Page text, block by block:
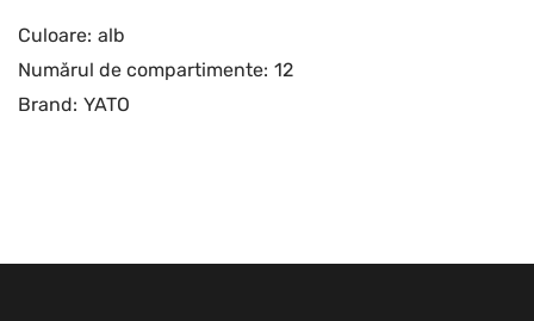
Culoare: alb
Numărul de compartimente: 12
Brand: YATO